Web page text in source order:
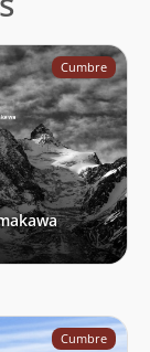
Cumbre
Cumbre